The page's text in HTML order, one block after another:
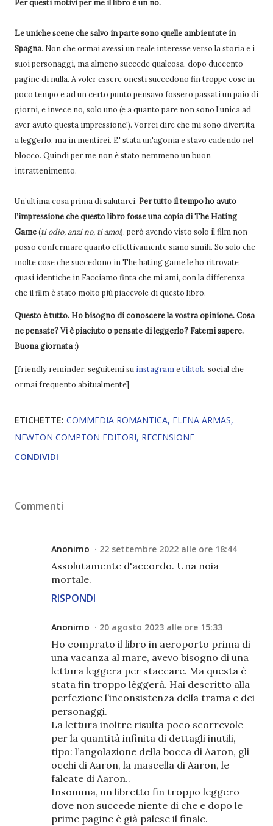
Per questi motivi per me il libro è un no.
Le uniche scene che salvo in parte sono quelle ambientate in
Spagna. Non che ormai avessi un reale interesse verso la storia e i
suoi personaggi, ma almeno succede qualcosa, dopo duecento
pagine di nulla. A voler essere onesti succedono fin troppe cose in
poco tempo e ad un certo punto pensavo fossero passati un paio di
giorni, e invece no, solo uno (e a quanto pare non sono l’unica ad
aver avuto questa impressione!). Vorrei dire che mi sono divertita
a leggerlo, ma in mentirei. E' stata un'agonia e stavo cadendo nel
blocco. Quindi per me non è stato nemmeno un buon
intrattenimento.
Un’ultima cosa prima di salutarci. Per tutto il tempo ho avuto
l’impressione che questo libro fosse una copia di The Hating
Game(ti odio, anzi no, ti amo!), però avendo visto solo il film non
posso confermare quanto effettivamente siano simili. So solo che
molte cose che succedono in The hating game le ho ritrovate
quasi identiche in Facciamo finta che mi ami, con la differenza
che il film è stato molto più piacevole di questo libro.
Questo è tutto. Ho bisogno di conoscere la vostra opinione. Cosa
ne pensate? Vi è piaciuto o pensate di leggerlo? Fatemi sapere.
Buona giornata :)
[friendly reminder: seguitemi su instagram etiktok, social che
ormai frequento abitualmente]
ETICHETTE: COMMEDIA ROMANTICA ELENA ARMAS
NEWTON COMPTON EDITORI RECENSIONE
CONDIVIDI
Commenti
Anonimo 22 settembre 2022 alle ore 18:44
Assolutamente d'accordo. Una noia
mortale.
RISPONDI
Anonimo 20 agosto 2023 alle ore 15:33
Ho comprato il libro in aeroporto prima di
una vacanza al mare, avevo bisogno di una
lettura leggera per staccare. Ma questa è
stata fin troppo lèggerà. Hai descritto alla
perfezione l’inconsistenza della trama e dei
personaggi.
La lettura inoltre risulta poco scorrevole
per la quantità infinita di dettagli inutili,
tipo: l’angolazione della bocca di Aaron, gli
occhi di Aaron, la mascella di Aaron, le
falcate di Aaron..
Insomma, un libretto fin troppo leggero
dove non succede niente di che e dopo le
prime pagine è già palese il finale.